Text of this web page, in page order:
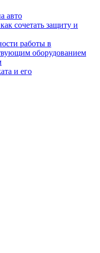
авто
сочетать защиту и
работы в
оборудованием
и его